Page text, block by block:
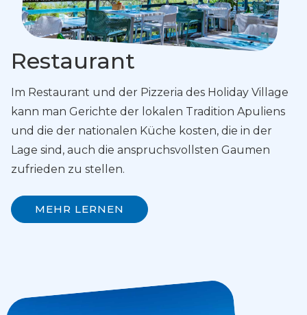
Restaurant
Im Restaurant und der Pizzeria des Holiday Village
kann man Gerichte der lokalen Tradition Apuliens
und die der nationalen Küche kosten, die in der
Lage sind, auch die anspruchsvollsten Gaumen
zufrieden zu stellen.
MEHR LERNEN